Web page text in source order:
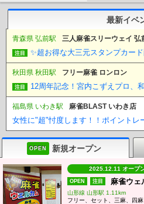
最新イベ
青森県 弘前駅 三人麻雀スリーウェイ 弘
注目 ✨超お得な大三元スタンプカード
秋田県 秋田駅 フリー麻雀 ロンロン
注目 12周年記念！宮内こずえプロ、
福島県 いわき駅 麻雀BLAST いわき店
女性に"超"忖度します！！ポイントレ
OPEN 新規オープン
2025.12.11 オープ
OPEN 注目 麻雀ウェ
山形線 山形駅 1.11km
フリー、セット、三麻、四麻